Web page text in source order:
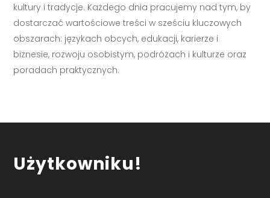
kultury i tradycje. Każdego dnia pracujemy nad tym, by
dostarczać wartościowe treści w sześciu kluczowych
obszarach: językach obcych, edukacji, karierze i
biznesie, rozwoju osobistym, podróżach i kulturze oraz
poradach praktycznych.
Użytkowniku!